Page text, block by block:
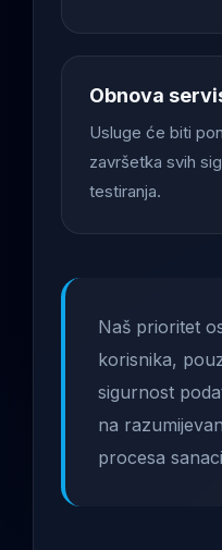
Obnova
Usluge će biti
završetka svih
testiranja.
Naš prioritet
korisnika,
sigurnost
na
procesa